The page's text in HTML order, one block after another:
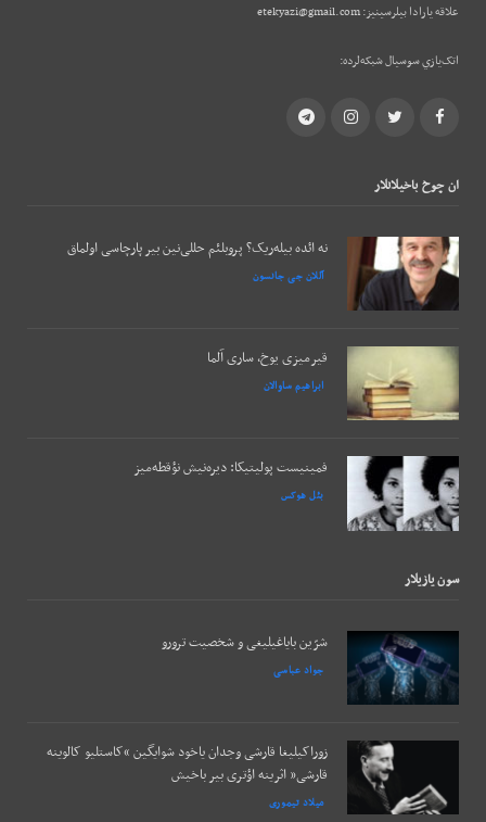
علاقه يارادا بيلرسينيز:etekyazi@gmail.com
اتک‌يازي سوسيال شبکه‌لرده:
Facebook
Twitter
Instagram
Telegram
ان چوخ باخيلانلار
نه ائده بیله‌ریک؟ پروبلئم حللی‌نین بیر پارچاسی اولماق
آللان جی جانسون
قیرمیزی یوخ، ساری آلما
ابراهیم ساوالان
فمینیست پولیتیکا: دیره‌نیش نؤقطه‌میز
بئل هوکس
سون يازيلار
شرّین بایاغیلیغی و شخصیت ترورو
جواد عباسی
زوراکیلیغا قارشی وجدان یاخود شوایگین “کاستلیو کالوینه
قارشی” اثرینه اؤتری بیر باخیش
میلاد تیموری